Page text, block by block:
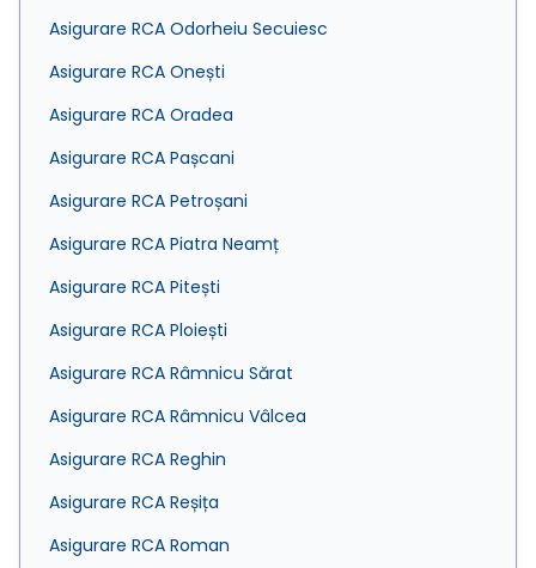
Asigurare RCA Odorheiu Secuiesc
Asigurare RCA Onești
Asigurare RCA Oradea
Asigurare RCA Pașcani
Asigurare RCA Petroșani
Asigurare RCA Piatra Neamț
Asigurare RCA Pitești
Asigurare RCA Ploiești
Asigurare RCA Râmnicu Sărat
Asigurare RCA Râmnicu Vâlcea
Asigurare RCA Reghin
Asigurare RCA Reșița
Asigurare RCA Roman